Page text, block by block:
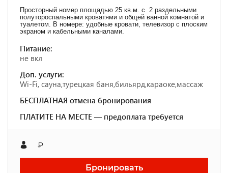
Просторный номер площадью 25 кв.м. с 2 раздельными
полутороспальными кроватями и общей ванной комнатой и
туалетом. В номере: удобные кровати, телевизор с плоским
экраном и кабельными каналами.
Питание:
не вкл
Доп. услуги:
Wi-Fi, сауна,турецкая баня,бильярд,караоке,массаж
БЕСПЛАТНАЯ отмена бронирования
ПЛАТИТЕ НА МЕСТЕ — предоплата требуется
₽
Бронировать